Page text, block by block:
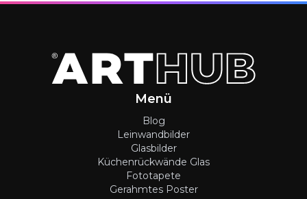
Menü
Blog
Leinwandbilder
Glasbilder
Küchenrückwände Glas
Fototapete
Gerahmtes Poster